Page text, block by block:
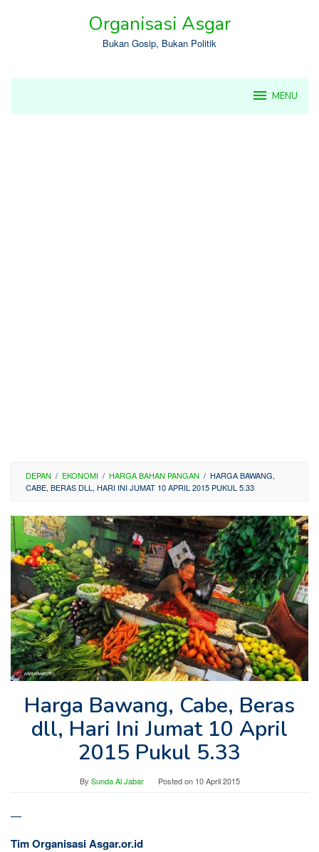
Organisasi Asgar
Bukan Gosip, Bukan Politik
MENU
DEPAN / EKONOMI / HARGA BAHAN PANGAN / HARGA BAWANG,
CABE, BERAS DLL, HARI INI JUMAT 10 APRIL 2015 PUKUL 5.33
Harga Bawang, Cabe, Beras
dll, Hari Ini Jumat 10 April
2015 Pukul 5.33
By Sunda Al Jabar Posted on 10 April 2015
—
Tim Organisasi Asgar.or.id